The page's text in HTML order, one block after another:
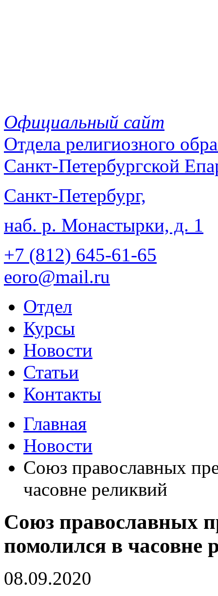
Официальный сайт
Отдела религиозного
Санкт-Петербургской
Санкт-Петербург,
наб. р. Монастырки, д. 1
+7 (812) 645-61-65
eoro@mail.ru
Отдел
Курсы
Новости
Статьи
Контакты
Главная
Новости
Союз православных
часовне реликвий
Союз православных
помолился в часовне
08.09.2020